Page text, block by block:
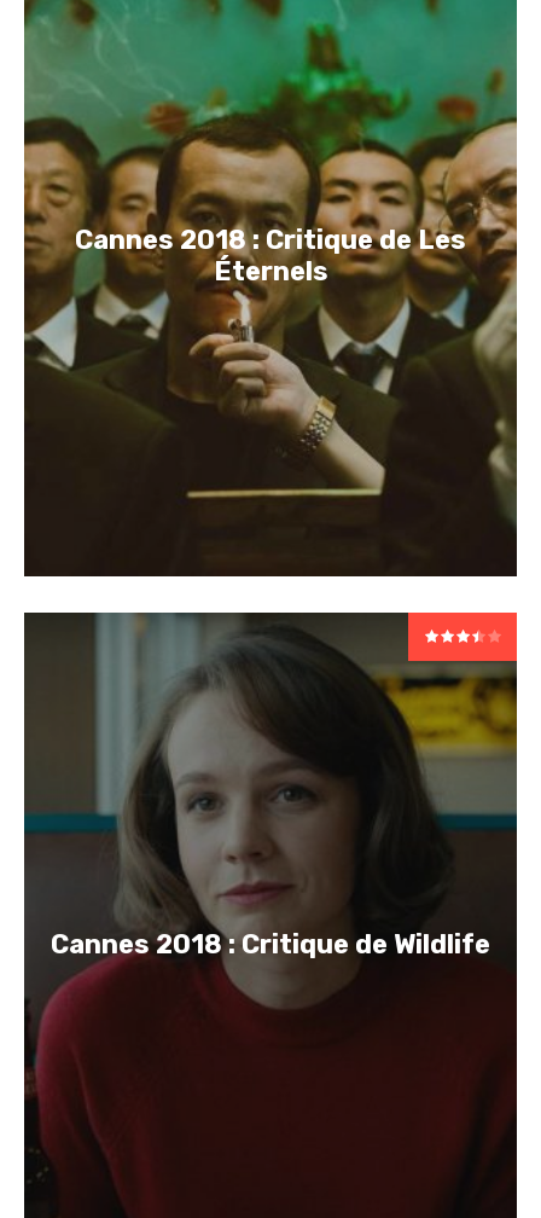
Cannes 2018 : Critique de Les
Éternels
Cannes 2018 : Critique de Wildlife